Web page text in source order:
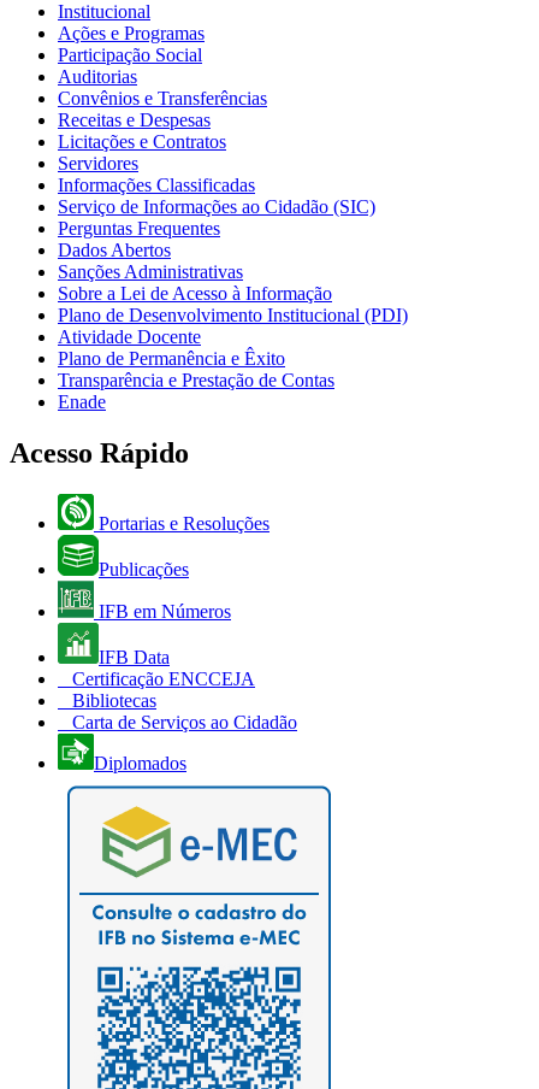
Institucional
Ações e Programas
Participação Social
Auditorias
Convênios e Transferências
Receitas e Despesas
Licitações e Contratos
Servidores
Informações Classificadas
Serviço de Informações ao Cidadão (SIC)
Perguntas Frequentes
Dados Abertos
Sanções Administrativas
Sobre a Lei de Acesso à Informação
Plano de Desenvolvimento Institucional (PDI)
Atividade Docente
Plano de Permanência e Êxito
Transparência e Prestação de Contas
Enade
Acesso Rápido
Portarias e Resoluções
Publicações
IFB em Números
IFB Data
Certificação ENCCEJA
Bibliotecas
Carta de Serviços ao Cidadão
Diplomados